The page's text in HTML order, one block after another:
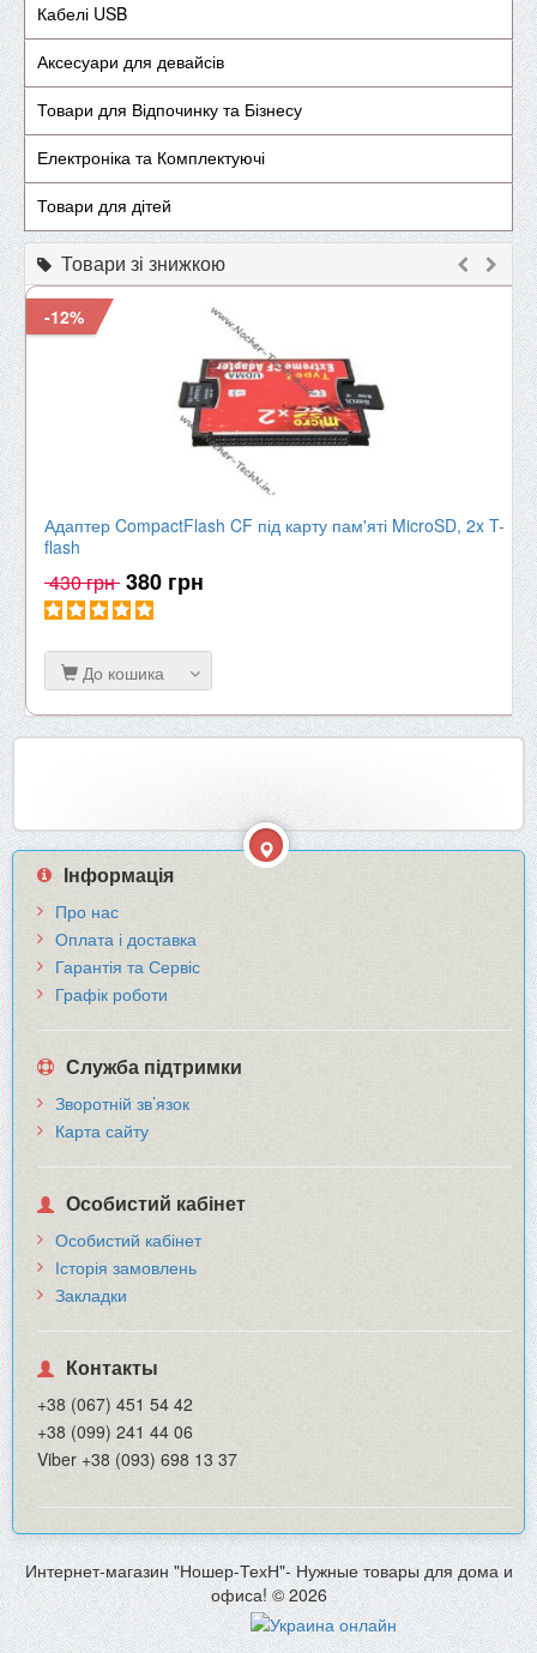
Кабелі USB
Аксесуари для девайсів
Товари для Відпочинку та Бізнесу
Електроніка та Комплектуючі
Товари для дітей
Товари зі знижкою
-12%
Адаптер CompactFlash CF під карту пам'яті MicroSD, 2x T-
flash
430 грн 380 грн
До кошика
Інформація
Про нас
Оплата і доставка
Гарантія та Сервіс
Графік роботи
Служба підтримки
Зворотній зв’язок
Карта сайту
Особистий кабінет
Особистий кабінет
Історія замовлень
Закладки
Контакты
+38 (067) 451 54 42
+38 (099) 241 44 06
Viber +38 (093) 698 13 37
Интернет-магазин "Ношер-ТехН"- Нужные товары для дома и
офиса! © 2026